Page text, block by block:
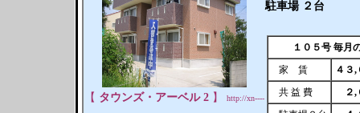
【 タウンズ・アーベル 2 】 http://xn----
駐車場 ２台
１０５号 毎月
家 賃
４３,
共 益 費
２